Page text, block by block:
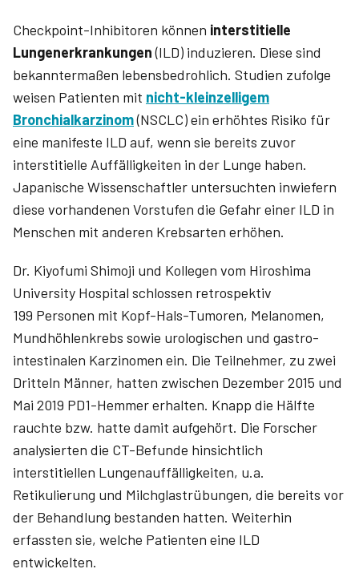
Checkpoint-Inhibitoren können interstitielle
Lungenerkrankungen(ILD) induzieren. Diese sind
bekanntermaßen lebensbedrohlich. Studien zufolge
weisen Patienten mit nicht-kleinzelligem
Bronchialkarzinom(NSCLC) ein erhöhtes Risiko für
eine manifeste ILD auf, wenn sie bereits zuvor
interstitielle Auffälligkeiten in der Lunge haben.
Japanische Wissenschaftler untersuchten inwiefern
diese vorhandenen Vorstufen die Gefahr einer ILD in
Menschen mit anderen Krebsarten erhöhen.
Dr. Kiyofumi Shimoji und Kollegen vom Hiroshima
University Hospital schlossen retrospektiv
199 Personen mit Kopf-Hals-Tumoren, Melanomen,
Mundhöhlenkrebs sowie urologischen und gastro­
intestinalen Karzinomen ein. Die Teilnehmer, zu zwei
Dritteln Männer, hatten zwischen Dezember 2015 und
Mai 2019 PD1-Hemmer erhalten. Knapp die Hälfte
rauchte bzw. hatte damit aufgehört. Die Forscher
analysierten die CT-Befunde hinsichtlich
interstitiellen Lungen­auffälligkeiten, u.a.
Retikulierung und Milchglas­trübungen, die bereits vor
der Behandlung bestanden hatten. Weiterhin
erfassten sie, welche Patienten eine ILD
entwickelten.